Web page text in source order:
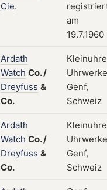
Cie.
am
19.7.1960
Ardath
Watch Co./
Dreyfuss &
Co.
Genf,
Schweiz
Ardath
Watch Co./
Dreyfuss &
Co.
Genf,
Schweiz